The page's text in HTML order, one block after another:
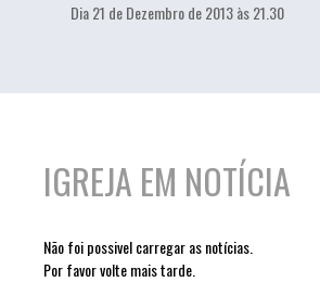
Dia 21 de Dezembro de 2013 às 21.30
IGREJA EM NOTÍCIA
Não foi possivel carregar as notícias.
Por favor volte mais tarde.